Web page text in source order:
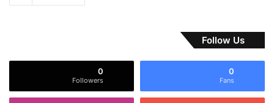
Follow Us
0
Fans
0
Followers